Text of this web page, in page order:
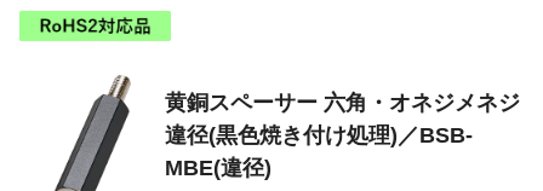
ジャンルから探す
シリーズから探す
ログイン
黄銅スペーサー 六角・オネジメネジ
違径(黒色焼き付け処理)／BSB-
MBE(違径)